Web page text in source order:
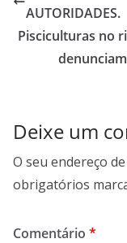
AUTORIDADES.
Pisciculturas no
Deixe um
O seu endereço
obrigatórios
Comentário *